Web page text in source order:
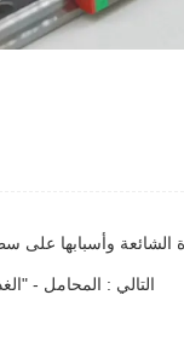
وأسبابها على
التالي : المحامل -